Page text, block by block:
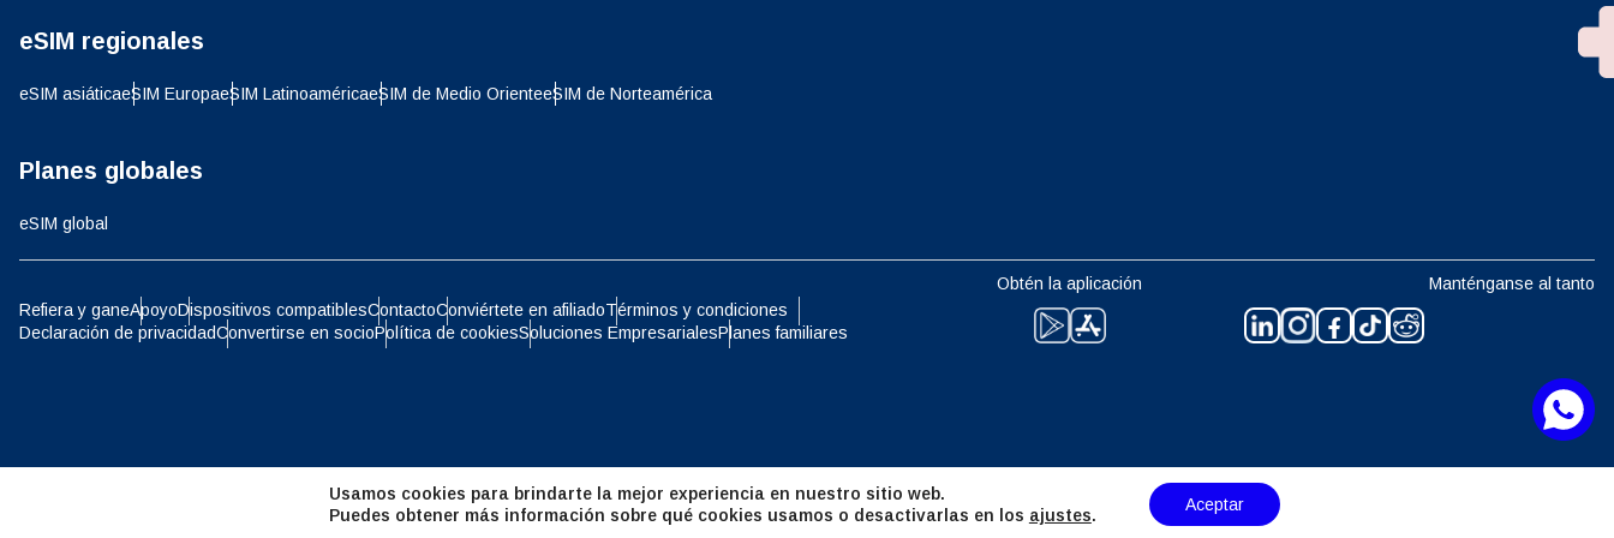
eSIM regionales
eSIM asiáticaeSIM EuropaeSIM LatinoaméricaeSIM de Medio OrienteeSIM de Norteamérica
Planes globales
eSIM global
Refiera y ganeApoyoDispositivos compatiblesContactoConviértete en afiliadoTérminos y condiciones
Declaración de privacidadConvertirse en socioPolítica de cookiesSoluciones EmpresarialesPlanes familiares
Obtén la aplicación Manténganse al tanto
Polski
简体中文 繁體中文
CAD - Dólar Canadiense GBP - Libra Esterlina
CHF - Franco Suizo NZD - Dólar De Nueva Zelanda
Usamos cookies para brindarte la mejor experiencia en nuestro sitio web.
Puedes obtener más información sobre qué cookies usamos o desactivarlas en los ajustes.
Aceptar